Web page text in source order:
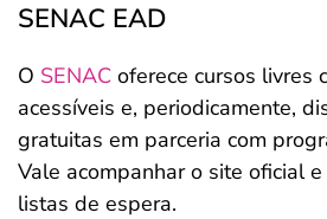
SENAC EAD
O SENAC oferece cursos livres
acessíveis e, periodicamente,
gratuitas em parceria com
Vale acompanhar o site oficial
listas de espera.